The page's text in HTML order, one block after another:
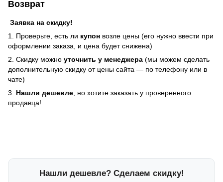
Возврат
Заявка на скидку!
1. Проверьте, есть ли купон возле цены (его нужно ввести при
оформлении заказа, и цена будет снижена)
2. Скидку можно уточнить у менеджера (мы можем сделать
дополнительную скидку от цены сайта — по телефону или в
чате)
3. Нашли дешевле , но хотите заказать у проверенного
продавца!
Нашли дешевле? Сделаем скидку!